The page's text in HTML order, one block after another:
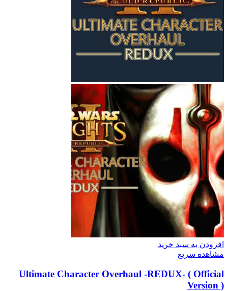
افزودن به سبد خرید
مشاهده سریع
Ultimate Character Overhaul -REDUX- ( Official
Version )